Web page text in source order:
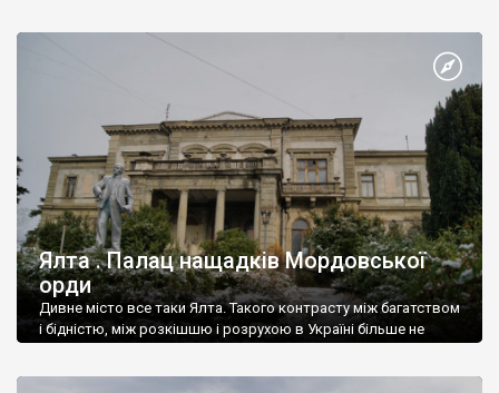
Ялта . Палац нащадків Мордовської
орди
Дивне місто все таки Ялта. Такого контрасту між багатством
і бідністю, між розкішшю і розрухою в Україні більше не